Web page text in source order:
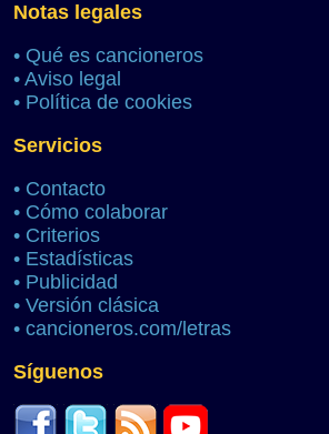
Notas legales
• Qué es cancioneros
• Aviso legal
• Política de cookies
Servicios
• Contacto
• Cómo colaborar
• Criterios
• Estadísticas
• Publicidad
• Versión clásica
• cancioneros.com/letras
Síguenos